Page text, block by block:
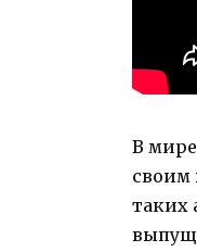
В
своим
таких